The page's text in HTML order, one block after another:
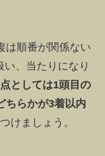
は順番が関係ない
、当たりになり
としては1頭目の
ちらかが3着以内
けましょう。